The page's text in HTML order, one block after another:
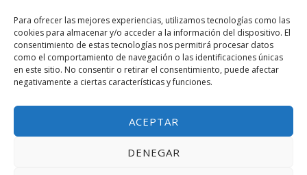
Para ofrecer las mejores experiencias, utilizamos tecnologías como las
cookies para almacenar y/o acceder a la información del dispositivo. El
consentimiento de estas tecnologías nos permitirá procesar datos
como el comportamiento de navegación o las identificaciones únicas
en este sitio. No consentir o retirar el consentimiento, puede afectar
negativamente a ciertas características y funciones.
ACEPTAR
DENEGAR
Rambla catalana 60
barcelonainformatica88@gmail.com​
+34 642-16-12-25